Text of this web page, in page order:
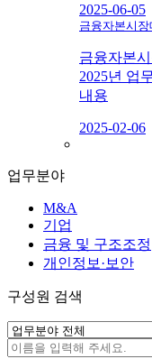
2025-06-05
금융자본시장
금융자본
2025년 업
내용
2025-02-06
업무분야
M&A
기업
금융 및 구조조정
개인정보·보안
구성원 검색